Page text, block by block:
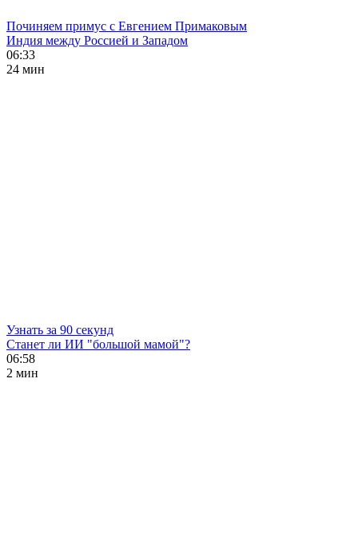
Починяем примус с Евгением Примаковым
Индия между Россией и Западом
06:33
24 мин
Узнать за 90 секунд
Станет ли ИИ "большой мамой"?
06:58
2 мин